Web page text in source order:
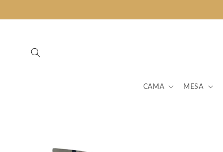
conteúdo
CAMA MESA